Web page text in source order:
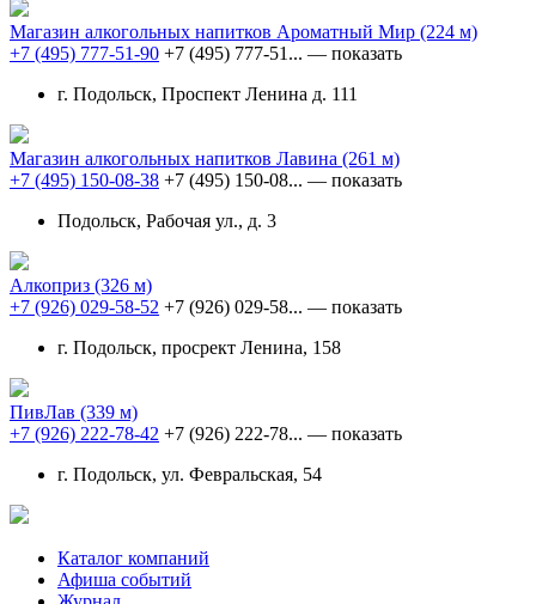
Магазин алкогольных напитков Ароматный Мир (224 м)
+7 (495) 777-51-90 +7 (495) 777-51... — показать
г. Подольск, Проспект Ленина д. 111
Магазин алкогольных напитков Лавина (261 м)
+7 (495) 150-08-38 +7 (495) 150-08... — показать
Подольск, Рабочая ул., д. 3
Алкоприз (326 м)
+7 (926) 029-58-52 +7 (926) 029-58... — показать
г. Подольск, просрект Ленина, 158
ПивЛав (339 м)
+7 (926) 222-78-42 +7 (926) 222-78... — показать
г. Подольск, ул. Февральская, 54
Каталог компаний
Афиша событий